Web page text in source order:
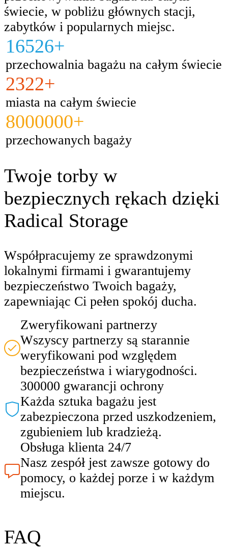
świecie, w pobliżu głównych stacji,
zabytków i popularnych miejsc.
16526+
przechowalnia bagażu na całym świecie
2322+
miasta na całym świecie
8000000+
przechowanych bagaży
Twoje torby w
bezpiecznych rękach dzięki
Radical Storage
Współpracujemy ze sprawdzonymi
lokalnymi firmami i gwarantujemy
bezpieczeństwo Twoich bagaży,
zapewniając Ci pełen spokój ducha.
Zweryfikowani partnerzy
Wszyscy partnerzy są starannie
weryfikowani pod względem
bezpieczeństwa i wiarygodności.
300000 gwarancji ochrony
Każda sztuka bagażu jest
zabezpieczona przed uszkodzeniem,
zgubieniem lub kradzieżą.
Obsługa klienta 24/7
Nasz zespół jest zawsze gotowy do
pomocy, o każdej porze i w każdym
miejscu.
FAQ